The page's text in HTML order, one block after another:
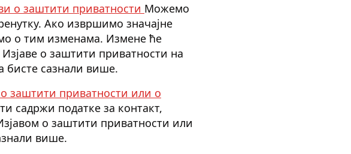
о заштити приватности Можемо
Ако извршимо значајне
о тим изменама. Измене ће
о заштити приватности на
бисте сазнали више.
заштити приватности или о
садржи податке за контакт,
о заштити приватности или
више.